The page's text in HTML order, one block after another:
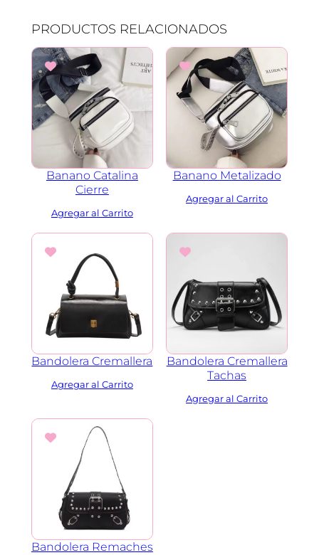
PRODUCTOS RELACIONADOS
Banano Catalina
Cierre
Banano Metalizado
Bandolera Cremallera
Bandolera Cremallera
Tachas
Bandolera Remaches